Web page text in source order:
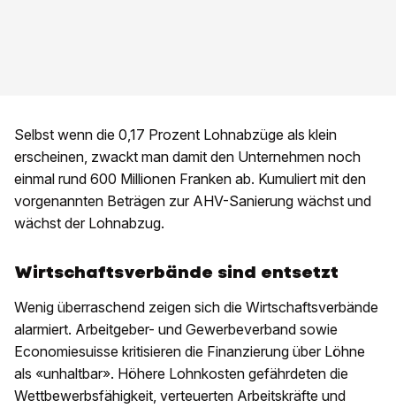
Selbst wenn die 0,17 Prozent Lohnabzüge als klein
erscheinen, zwackt man damit den Unternehmen noch
einmal rund 600 Millionen Franken ab. Kumuliert mit den
vorgenannten Beträgen zur AHV-Sanierung wächst und
wächst der Lohnabzug.
Wirtschaftsverbände sind entsetzt
Wenig überraschend zeigen sich die Wirtschaftsverbände
alarmiert. Arbeitgeber- und Gewerbeverband sowie
Economiesuisse kritisieren die Finanzierung über Löhne
als «unhaltbar». Höhere Lohnkosten gefährdeten die
Wettbewerbsfähigkeit, verteuerten Arbeitskräfte und